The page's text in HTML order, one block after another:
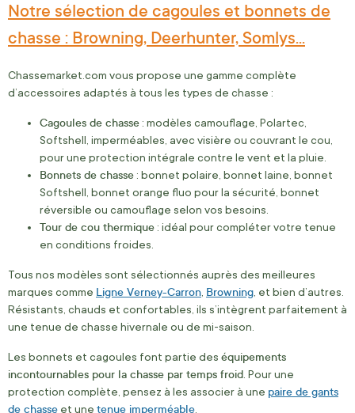
Notre sélection de cagoules et bonnets de
chasse : Browning, Deerhunter, Somlys...
Chassemarket.com vous propose une gamme complète
d’accessoires adaptés à tous les types de chasse :
Cagoules de chasse : modèles camouflage, Polartec,
Softshell, imperméables, avec visière ou couvrant le cou,
pour une protection intégrale contre le vent et la pluie.
Bonnets de chasse : bonnet polaire, bonnet laine, bonnet
Softshell, bonnet orange fluo pour la sécurité, bonnet
réversible ou camouflage selon vos besoins.
Tour de cou thermique : idéal pour compléter votre tenue
en conditions froides.
Tous nos modèles sont sélectionnés auprès des meilleures
marques comme Ligne Verney-Carron Browning , et bien d’autres.
Résistants, chauds et confortables, ils s’intègrent parfaitement à
une tenue de chasse hivernale ou de mi-saison.
Les bonnets et cagoules font partie des équipements
incontournables pour la chasse par temps froid . Pour une
protection complète, pensez à les associer à une paire de gants
de chasse et une tenue imperméable